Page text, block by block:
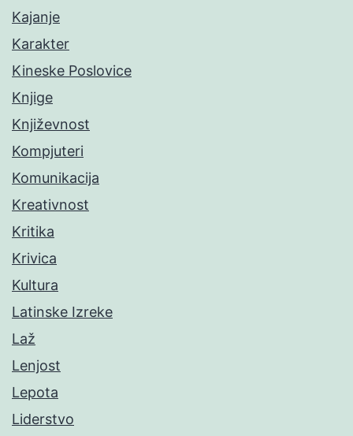
Kajanje
Karakter
Kineske Poslovice
Knjige
Književnost
Kompjuteri
Komunikacija
Kreativnost
Kritika
Krivica
Kultura
Latinske Izreke
Laž
Lenjost
Lepota
Liderstvo